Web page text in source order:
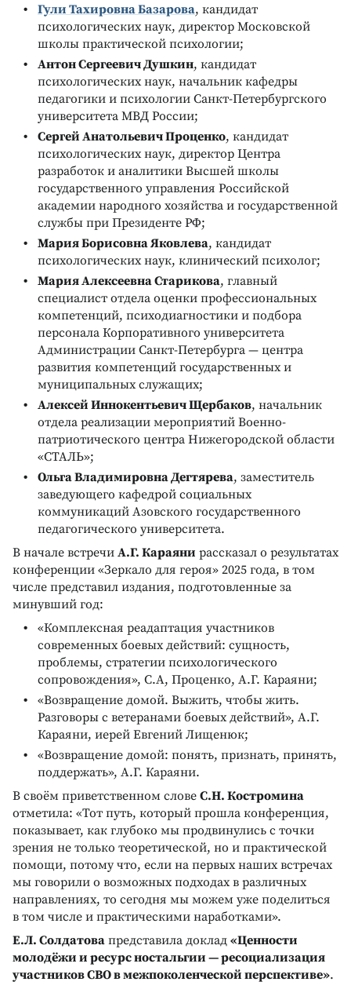
Гули Тахировна Базарова, кандидат
психологических наук, директор Московской
школы практической психологии;
Антон Сергеевич Душкин, кандидат
психологических наук, начальник кафедры
педагогики и психологии Санкт-Петербургского
университета МВД России;
Сергей Анатольевич Проценко, кандидат
психологических наук, директор Центра
разработок и аналитики Высшей школы
государственного управления Российской
академии народного хозяйства и государственной
службы при Президенте РФ;
Мария Борисовна Яковлева, кандидат
психологических наук, клинический психолог;
Мария Алексеевна Старикова, главный
специалист отдела оценки профессиональных
компетенций, психодиагностики и подбора
персонала Корпоративного университета
Администрации Санкт-Петербурга — центра
развития компетенций государственных и
муниципальных служащих;
Алексей Иннокентьевич Щербаков, начальник
отдела реализации мероприятий Военно-
патриотического центра Нижегородской области
«СТАЛЬ»;
Ольга Владимировна Дегтярева, заместитель
заведующего кафедрой социальных
коммуникаций Азовского государственного
педагогического университета.
В начале встречи А.Г. Караяни рассказал о результатах
конференции «Зеркало для героя» 2025 года, в том
числе представил издания, подготовленные за
минувший год:
«Комплексная реадаптация участников
современных боевых действий: сущность,
проблемы, стратегии психологического
сопровождения», С.А, Проценко, А.Г. Караяни;
«Возвращение домой. Выжить, чтобы жить.
Разговоры с ветеранами боевых действий», А.Г.
Караяни, иерей Евгений Лищенюк;
«Возвращение домой: понять, признать, принять,
поддержать», А.Г. Караяни.
В своём приветственном слове С.Н. Костромина
отметила: «Тот путь, который прошла конференция,
показывает, как глубоко мы продвинулись с точки
зрения не только теоретической, но и практической
помощи, потому что, если на первых наших встречах
мы говорили о возможных подходах в различных
направлениях, то сегодня мы можем уже поделиться
в том числе и практическими наработками».
Е.Л. Солдатова представила доклад «Ценности
молодёжи и ресурс ностальгии — ресоциализация
участников СВО в межпоколенческой перспективе».